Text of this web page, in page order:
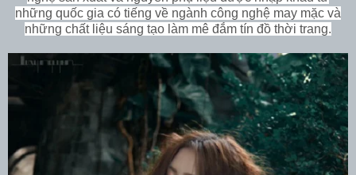
những quốc gia có tiếng về ngành công nghệ may mặc và
những chất liệu sáng tạo làm mê đắm tín đồ thời trang.